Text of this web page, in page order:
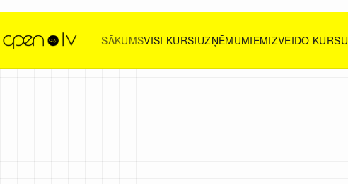
SĀKUMSVISI KURSIUZŅĒMUMIEMIZVEIDO KURSU